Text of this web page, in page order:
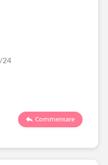
24
Commentare